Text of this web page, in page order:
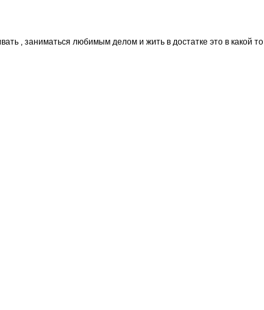
, заниматься любимым делом и жить в достатке это в какой то